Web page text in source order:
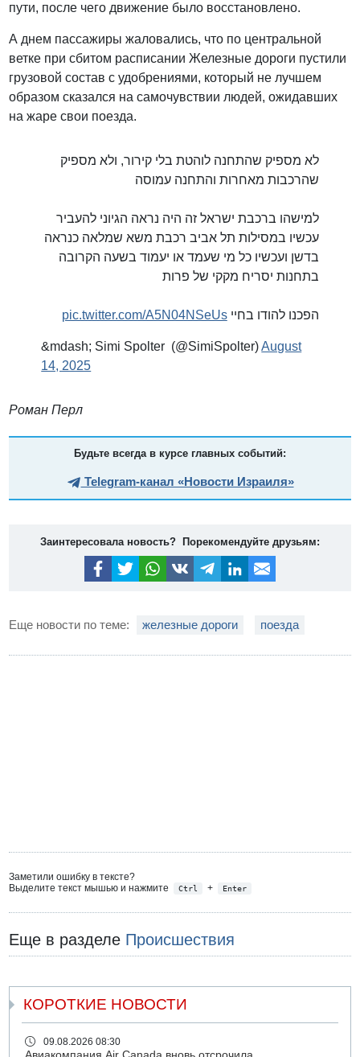
пути, после чего движение было восстановлено.
А днем пассажиры жаловались, что по центральной
ветке при сбитом расписании Железные дороги пустили
грузовой состав с удобрениями, который не лучшем
образом сказался на самочувствии людей, ожидавших
на жаре свои поезда.
לא מספיק שהתחנה לוהטת בלי קירור, ולא מספיק
שהרכבות מאחרות והתחנה עמוסה
למישהו ברכבת ישראל זה היה נראה הגיוני להעביר
עכשיו במסילות תל אביב רכבת משא שמלאה כנראה
בדשן ועכשיו כל מי שעמד או יעמוד בשעה הקרובה
בתחנות יסריח מקקי של פרות
הפכנו להודו בחייpic.twitter.com/A5N04NSeUs
&mdash; Simi Spolter (@SimiSpolter)August
14, 2025
Роман Перл
Будьте всегда в курсе главных событий:
Telegram-канал «Новости Израиля»
Заинтересовала новость? Порекомендуйте друзьям:
Еще новости по теме: железные дороги поезда
Заметили ошибку в тексте?
Выделите текст мышью и нажмите
Ctrl + Enter
Еще в разделе Происшествия
КОРОТКИЕ НОВОСТИ
09.08.2026 08:30